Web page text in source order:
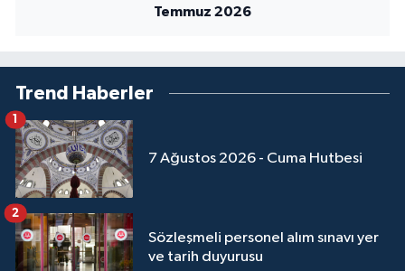
Temmuz 2026
Trend Haberler
7 Ağustos 2026 - Cuma Hutbesi
1
Sözleşmeli personel alım sınavı yer
ve tarih duyurusu
2